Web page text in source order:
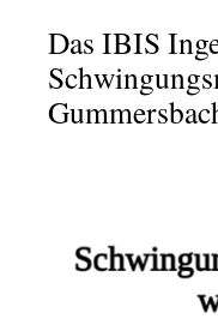
Das IBIS